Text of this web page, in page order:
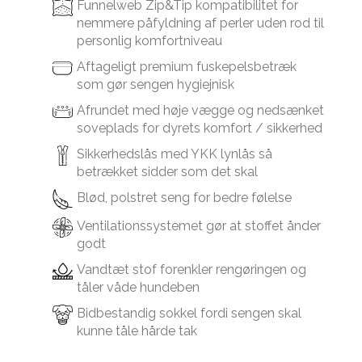
Funnelweb Zip&Tip kompatibilitet for
nemmere påfyldning af perler uden rod til
personlig komfortniveau
Aftageligt premium fuskepelsbetræk
som gør sengen hygiejnisk
Afrundet med høje vægge og nedsænket
soveplads for dyrets komfort / sikkerhed
Sikkerhedslås med YKK lynlås så
betrækket sidder som det skal
Blød, polstret seng for bedre følelse
Ventilationssystemet gør at stoffet ånder
godt
Vandtæt stof forenkler rengøringen og
tåler våde hundeben
Bidbestandig sokkel fordi sengen skal
kunne tåle hårde tak